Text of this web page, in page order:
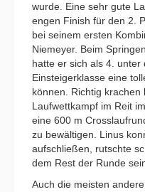
wurde. Eine sehr gute
engen Finish für den 2.
bei seinem ersten
Niemeyer. Beim
hatte er sich als 4.
Einsteigerklasse eine
können. Richtig
Laufwettkampf im Reit
eine 600 m
zu bewältigen. Linus
aufschließen, rutschte
dem Rest der Runde
Auch die meisten